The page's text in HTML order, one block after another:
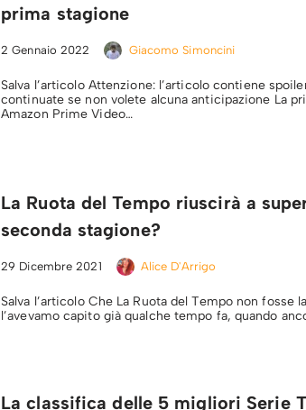
prima stagione
2 Gennaio 2022 Giacomo Simoncini
Salva l’articolo Attenzione: l’articolo contiene
continuate se non volete alcuna anticipazione La
Amazon Prime Video…
La Ruota del Tempo riuscirà a
seconda stagione?
29 Dicembre 2021 Alice D'Arrigo
Salva l’articolo Che La Ruota del Tempo non fosse
l’avevamo capito già qualche tempo fa, quando
La classifica delle 5 migliori Serie